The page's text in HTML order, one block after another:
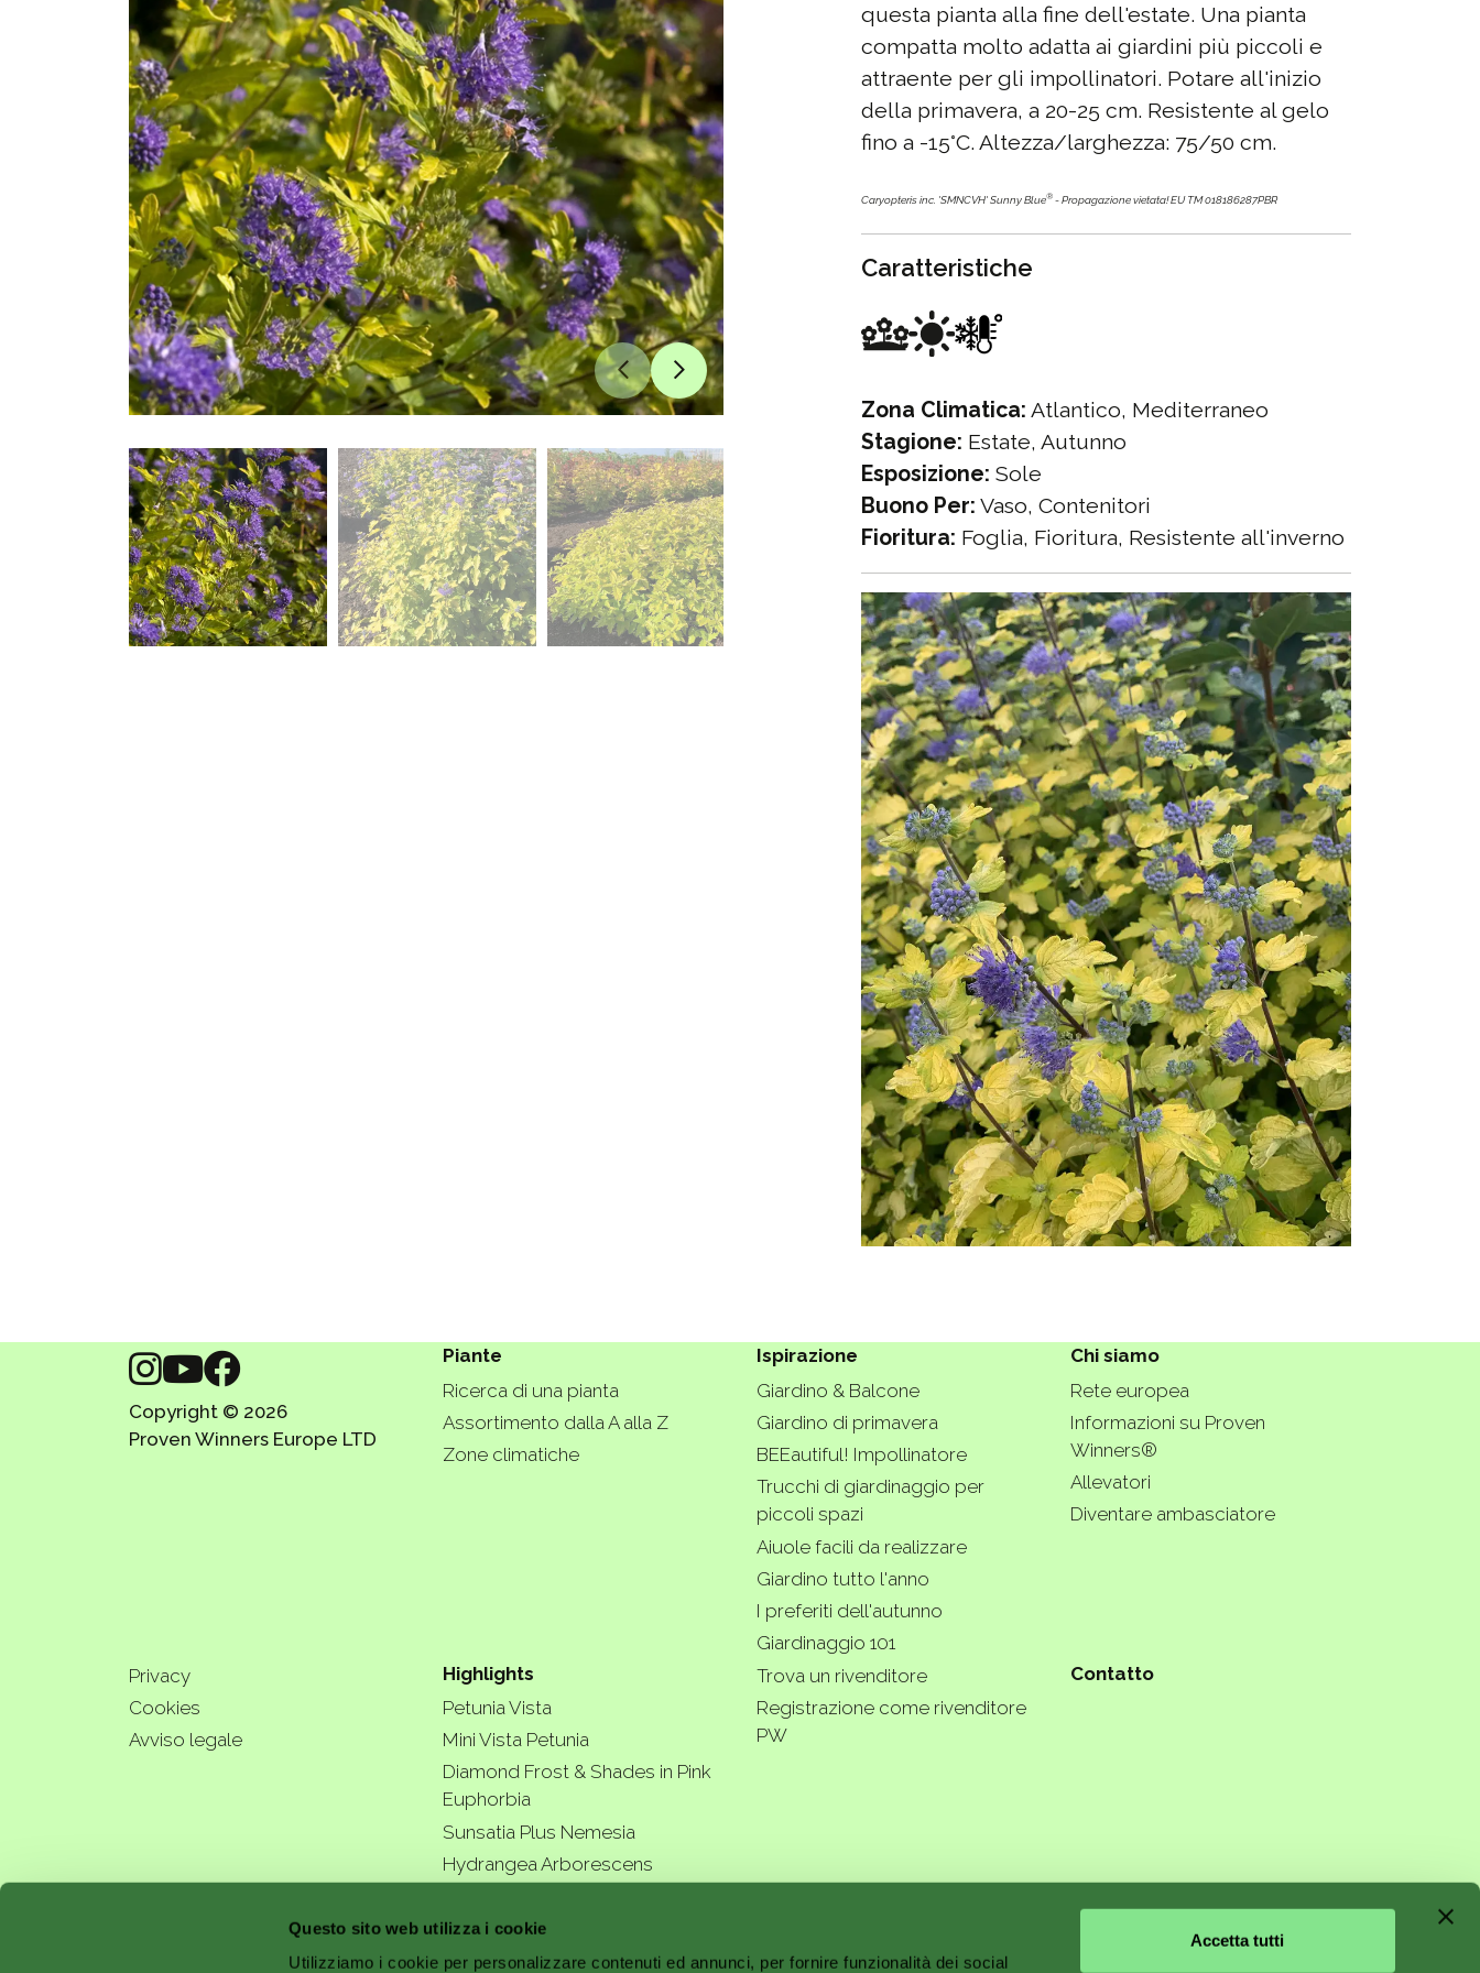
Questo sito web utilizza i cookie
Utilizziamo i cookie per personalizzare contenuti ed annunci, per fornire funzionalità dei social
Accetta tutti
questa pianta alla fine dell'estate. Una pianta
compatta molto adatta ai giardini più piccoli e
attraente per gli impollinatori. Potare all'inizio
della primavera, a 20-25 cm. Resistente al gelo
fino a -15°C. Altezza/larghezza: 75/50 cm.
Caryopteris inc. 'SMNCVH' Sunny Blue® - Propagazione vietata!EU TM018186287PBR
Caratteristiche
Zona Climatica: Atlantico, Mediterraneo
Stagione: Estate, Autunno
Esposizione: Sole
Buono Per: Vaso, Contenitori
Fioritura: Foglia, Fioritura, Resistente all'inverno
Copyright © 2026
Proven Winners Europe LTD
Piante
Ricerca di una pianta
Assortimento dalla A alla Z
Zone climatiche
Ispirazione
Giardino & Balcone
Giardino di primavera
BEEautiful! Impollinatore
Trucchi di giardinaggio per
piccoli spazi
Aiuole facili da realizzare
Giardino tutto l'anno
I preferiti dell'autunno
Giardinaggio 101
Chi siamo
Rete europea
Informazioni su Proven
Winners®
Allevatori
Diventare ambasciatore
Privacy
Cookies
Avviso legale
Highlights
Petunia Vista
Mini Vista Petunia
Diamond Frost & Shades in Pink
Euphorbia
Sunsatia Plus Nemesia
Hydrangea Arborescens
Trova un rivenditore
Registrazione come rivenditore
PW
Contatto